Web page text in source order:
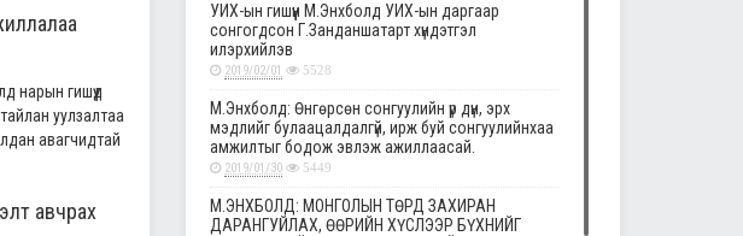
нарын гишүүд
уулзалтаа
авагчидтай
авчрах
УИХ-ын гишүүн М.Энхболд УИХ-ын даргаар
сонгогдсон Г.Занданшатарт хүндэтгэл
илэрхийлэв
2019/02/01 5528
М.Энхболд: Өнгөрсөн сонгуулийн үр дүн, эрх
мэдлийг булаацалдалгүй, ирж буй сонгуулийнхаа
амжилтыг бодож эвлэж ажиллаасай.
2019/01/30 5449
М.ЭНХБОЛД: МОНГОЛЫН ТӨРД ЗАХИРАН
ДАРАНГУЙЛАХ, ӨӨРИЙН ХҮСЛЭЭР БҮХНИЙГ